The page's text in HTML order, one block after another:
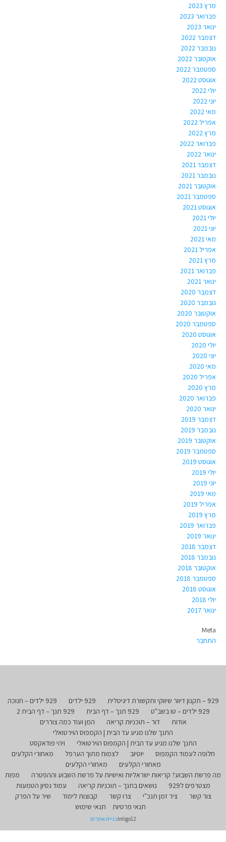
מרץ 2023
פברואר 2023
ינואר 2023
דצמבר 2022
נובמבר 2022
אוקטובר 2022
ספטמבר 2022
אוגוסט 2022
יולי 2022
יוני 2022
מאי 2022
אפריל 2022
מרץ 2022
פברואר 2022
ינואר 2022
דצמבר 2021
נובמבר 2021
אוקטובר 2021
ספטמבר 2021
אוגוסט 2021
יולי 2021
יוני 2021
מאי 2021
אפריל 2021
מרץ 2021
פברואר 2021
ינואר 2021
דצמבר 2020
נובמבר 2020
אוקטובר 2020
ספטמבר 2020
אוגוסט 2020
יולי 2020
יוני 2020
מאי 2020
אפריל 2020
מרץ 2020
פברואר 2020
ינואר 2020
דצמבר 2019
נובמבר 2019
אוקטובר 2019
ספטמבר 2019
אוגוסט 2019
יולי 2019
יוני 2019
מאי 2019
אפריל 2019
מרץ 2019
פברואר 2019
ינואר 2019
דצמבר 2018
נובמבר 2018
אוקטובר 2018
ספטמבר 2018
אוגוסט 2018
יולי 2018
ינואר 2017
Meta
התחבר
929 – תקנון דיוור שיווקי ותקשורת דיגיטלית 929 ילדים
929 ילדים – חנוכה
929 ילדים – טו בשב"ט
929 תנך – דף הבית
929 תנך – דף הבית 2
אודות
דור – תוכניות קריאה
המן ועוד כמה צוררים
התנך שלנו מגיע עד הבית | הקמפוס הוירטואלי
התנך שלנו מגיע עד הבית | הקמפוס הוירטואלי
ויהי פודאקסט
חלופה לעמוד הקמפוס
יוטיוב לצמוח מתוך הערפל
מאחורי הקלעים
מאחורי הקלעים
מאחורי הקלעים
מה פרשת השבוע? קריאות ישראליות ואישיות על פרשת השבוע וההפטרה
מפות
מצטרפים ל929
נושאים בתנך – תוכניות קריאה
עמוד נסיון הטמעות
צור קשר
ציר זמן תנכ"י צרו קשר קבוצות לימוד
שיר על הפרק
תנאי פרטיות
תנאי שימוש
Intigo12בניית אתרים